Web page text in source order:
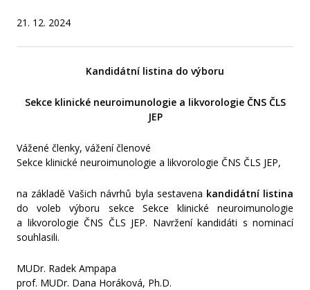
21. 12. 2024
Kandidátní listina do výboru
Sekce klinické neuroimunologie a likvorologie ČNS ČLS
JEP
Vážené členky, vážení členové
Sekce klinické neuroimunologie a likvorologie ČNS ČLS JEP,
na základě Vašich návrhů byla sestavena kandidátní listina
do voleb výboru sekce Sekce klinické neuroimunologie
a likvorologie ČNS ČLS JEP. Navržení kandidáti s nominací
souhlasili.
MUDr. Radek Ampapa
prof. MUDr. Dana Horáková, Ph.D.